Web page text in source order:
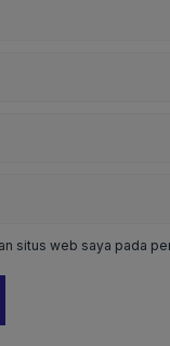
situs web saya pada